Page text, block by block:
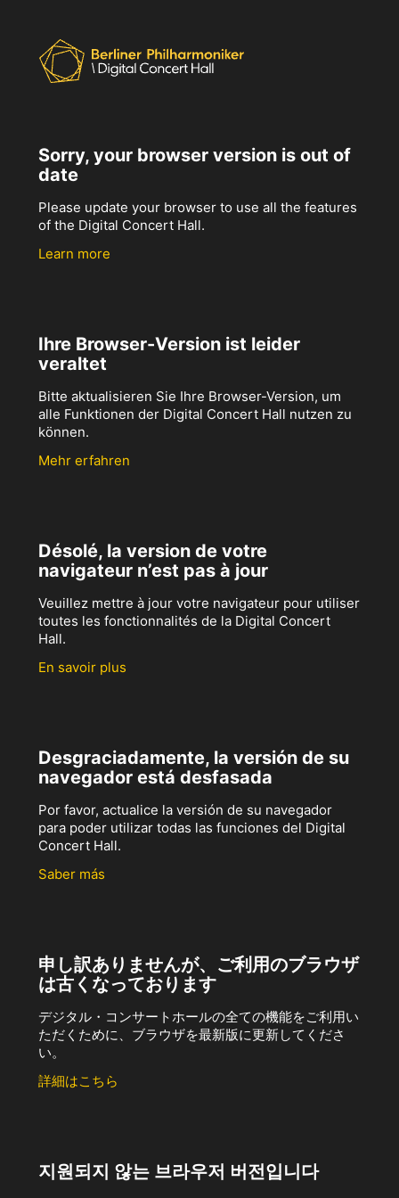
Sorry, your browser version is out of
date
Please update your browser to use all the features
of the Digital Concert Hall.
Learn more
Ihre Browser-Version ist leider
veraltet
Bitte aktualisieren Sie Ihre Browser-Version, um
alle Funktionen der Digital Concert Hall nutzen zu
können.
Mehr erfahren
Désolé, la version de votre
navigateur n’est pas à jour
Veuillez mettre à jour votre navigateur pour utiliser
toutes les fonctionnalités de la Digital Concert
Hall.
En savoir plus
Desgraciadamente, la versión de su
navegador está desfasada
Por favor, actualice la versión de su navegador
para poder utilizar todas las funciones del Digital
Concert Hall.
Saber más
申し訳ありませんが、ご利用のブラウザ
は古くなっております
デジタル・コンサートホールの全ての機能をご利用い
ただくために、ブラウザを最新版に更新してくださ
い。
詳細はこちら
지원되지 않는 브라우저 버전입니다